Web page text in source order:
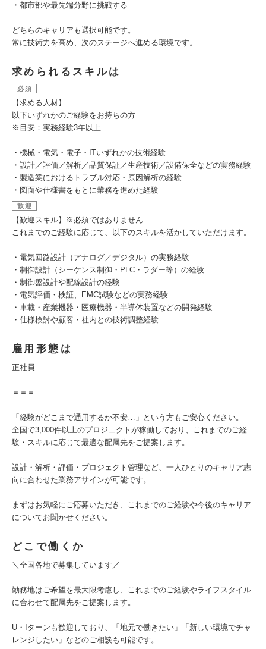
・都市部や最先端分野に挑戦する
どちらのキャリアも選択可能です。
常に技術力を高め、次のステージへ進める環境です。
求められるスキルは
必須
【求める人材】
以下いずれかのご経験をお持ちの方
※目安：実務経験3年以上
・機械・電気・電子・ITいずれかの技術経験
・設計／評価／解析／品質保証／生産技術／設備保全などの実務経験
・製造業におけるトラブル対応・原因解析の経験
・図面や仕様書をもとに業務を進めた経験
歓迎
【歓迎スキル】※必須ではありません
これまでのご経験に応じて、以下のスキルを活かしていただけます。
・電気回路設計（アナログ／デジタル）の実務経験
・制御設計（シーケンス制御・PLC・ラダー等）の経験
・制御盤設計や配線設計の経験
・電気評価・検証、EMC試験などの実務経験
・車載・産業機器・医療機器・半導体装置などの開発経験
・仕様検討や顧客・社内との技術調整経験
雇用形態は
正社員
＝＝＝
「経験がどこまで通用するか不安…」という方もご安心ください。
全国で3,000件以上のプロジェクトが稼働しており、これまでのご経
験・スキルに応じて最適な配属先をご提案します。
設計・解析・評価・プロジェクト管理など、一人ひとりのキャリア志
向に合わせた業務アサインが可能です。
まずはお気軽にご応募いただき、これまでのご経験や今後のキャリア
についてお聞かせください。
どこで働くか
＼全国各地で募集しています／
勤務地はご希望を最大限考慮し、これまでのご経験やライフスタイル
に合わせて配属先をご提案します。
U・Iターンも歓迎しており、「地元で働きたい」「新しい環境でチャ
レンジしたい」などのご相談も可能です。